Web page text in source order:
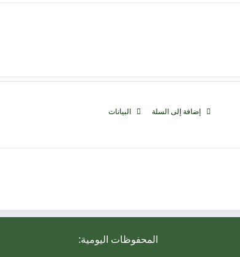
إضافة إلى السلة البيانات
المحفوظات اليومية: